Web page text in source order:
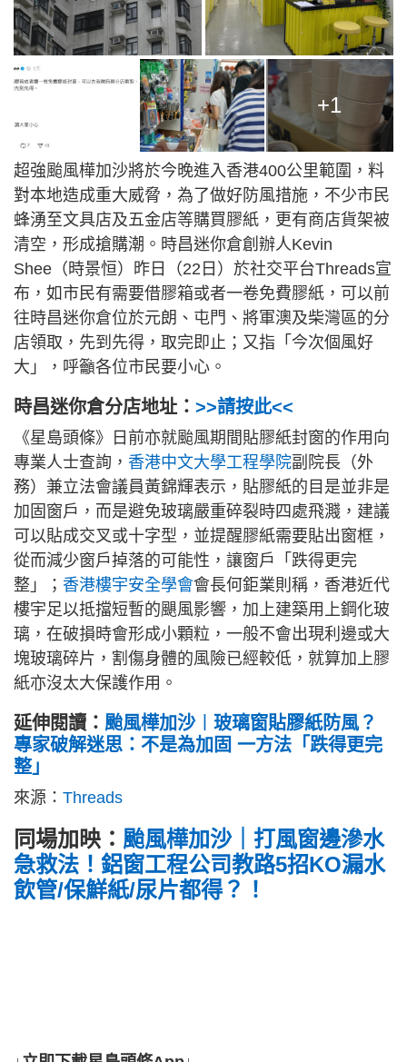
+1
超強颱風樺加沙將於今晚進入香港400公里範圍，料
對本地造成重大威脅，為了做好防風措施，不少市民
蜂湧至文具店及五金店等購買膠紙，更有商店貨架被
清空，形成搶購潮。時昌迷你倉創辦人Kevin
Shee（時景恒）昨日（22日）於社交平台Threads宣
布，如市民有需要借膠箱或者一卷免費膠紙，可以前
往時昌迷你倉位於元朗、屯門、將軍澳及柴灣區的分
店領取，先到先得，取完即止；又指「今次個風好
大」，呼籲各位市民要小心。
時昌迷你倉分店地址： >>請按此<<
《星島頭條》日前亦就颱風期間貼膠紙封窗的作用向
專業人士查詢， 香港中文大學工程學院副院長（外
務）兼立法會議員黃錦輝表示，貼膠紙的目是並非是
加固窗戶，而是避免玻璃嚴重碎裂時四處飛濺，建議
可以貼成交叉或十字型，並提醒膠紙需要貼出窗框，
從而減少窗戶掉落的可能性，讓窗戶「跌得更完
整」； 香港樓宇安全學會會長何鉅業則稱，香港近代
樓宇足以抵擋短暫的颶風影響，加上建築用上鋼化玻
璃，在破損時會形成小顆粒，一般不會出現利邊或大
塊玻璃碎片，割傷身體的風險已經較低，就算加上膠
紙亦沒太大保護作用。
延伸閱讀： 颱風樺加沙︱玻璃窗貼膠紙防風？
專家破解迷思：不是為加固 一方法「跌得更完
整」
來源： Threads
同場加映： 颱風樺加沙｜打風窗邊滲水
急救法！鋁窗工程公司教路5招KO漏水
飲管/保鮮紙/尿片都得？！